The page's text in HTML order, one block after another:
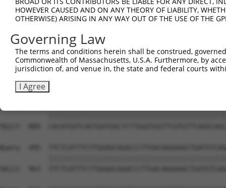
HOWEVER CAUSED AND ON ANY THEORY OF LIABILITY,
OTHERWISE) ARISING IN ANY WAY OUT OF THE USE OF THE
Governing Law
The terms and conditions herein shall be construed,
Commonwealth of Massachusetts, U.S.A. Furthermore, by
jurisdiction of, and venue in, the state and federal courts
I Agree